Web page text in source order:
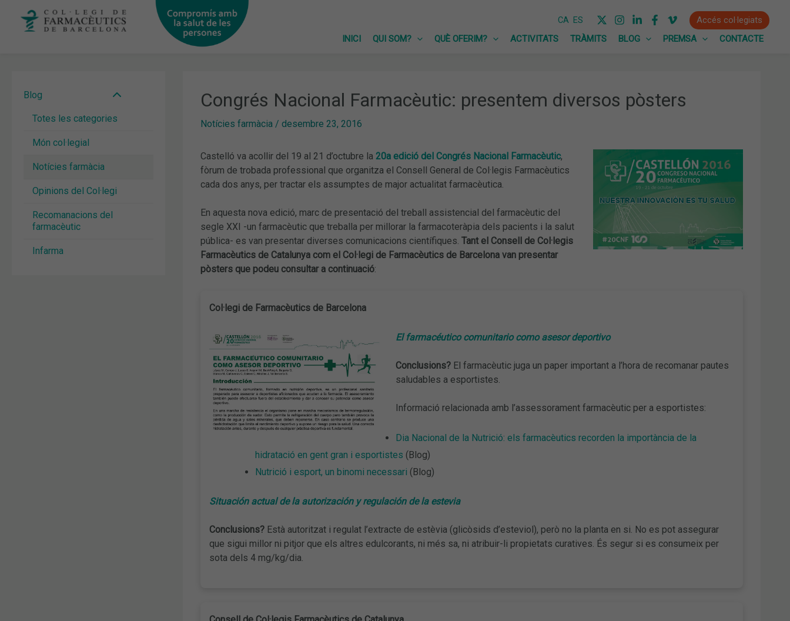
CA ES
Accés col·legiats
INICI
QUI SOM? QUÈ OFERIM? ACTIVITATS TRÀMITS BLOG PREMSA CONTACTE
Blog
Totes les categories
Món col·legial
Notícies farmàcia
Opinions del Col·legi
Recomanacions del
farmacèutic
Infarma
Congrés Nacional Farmacèutic: presentem diversos pòsters
Notícies farmàcia/ desembre 23, 2016
Castelló va acollir del 19 al 21 d’octubre la 20a edició del Congrés Nacional Farmacèutic,
fòrum de trobada professional que organitza el Consell General de Col·legis Farmacèutics
cada dos anys, per tractar els assumptes de major actualitat farmacèutica.
En aquesta nova edició, marc de presentació del treball assistencial del farmacèutic del
segle XXI -un farmacèutic que treballa per millorar la farmacoteràpia dels pacients i la salut
pública- es van presentar diverses comunicacions científiques. Tant el Consell de Col·legis
Farmacèutics de Catalunya com el Col·legi de Farmacèutics de Barcelona van presentar
pòsters que podeu consultar a continuació:
Col·legi de Farmacèutics de Barcelona
El farmacéutico comunitario como asesor deportivo
Conclusions?El farmacèutic juga un paper important a l’hora de recomanar pautes
saludables a esportistes.
Informació relacionada amb l’assessorament farmacèutic per a esportistes:
Dia Nacional de la Nutrició: els farmacèutics recorden la importància de la
hidratació en gent gran i esportistes (Blog)
Nutrició i esport, un binomi necessari (Blog)
Situación actual de la autorización y regulación de la estevia
Conclusions?Està autoritzat i regulat l’extracte de estèvia (glicòsids d’esteviol), però no la planta en si. No es pot assegurar
que sigui millor ni pitjor que els altres edulcorants, ni més sa, ni atribuir-li propietats curatives. És segur si es consumeix per
sota dels 4 mg/kg/dia.